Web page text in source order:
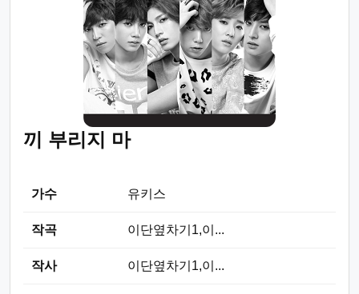
끼 부리지 마
가수 유키스
작곡 이단옆차기1,이...
작사 이단옆차기1,이...